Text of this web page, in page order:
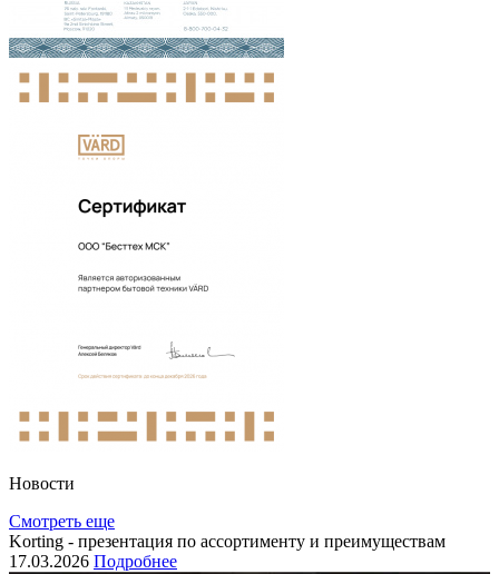
Новости
Смотреть еще
Korting - презентация по ассортименту и преимуществам
17.03.2026 Подробнее